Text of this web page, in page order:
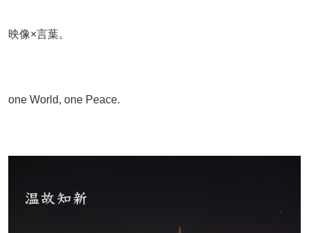
映像×言葉。
one World, one Peace.